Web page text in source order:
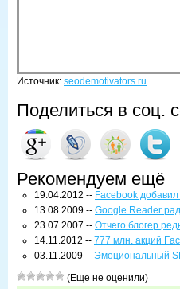
Источник: seodemotivators.ru
Поделиться в соц.
Рекомендуем ещё
19.04.2012 -- Facebook
13.08.2009 -- Google.Reader
23.07.2007 -- Отчего блогер
14.11.2012 -- 777 млн. акций
03.11.2009 -- Эмоциональный
(Еще не оценили)